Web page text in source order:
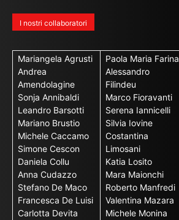
I nostri collaboratori
Mariangela Agrusti
Andrea
Amendolagine
Sonja Annibaldi
Leandro Barsotti
Mariano Brustio
Michele Caccamo
Simone Cescon
Daniela Collu
Anna Cudazzo
Stefano De Maco
Francesca De Luisi
Carlotta Devita
Paola Maria Farina
Alessandro
Filindeu
Marco Fioravanti
Serena Iannicelli
Silvia Iovine
Costantina
Limosani
Katia Losito
Mara Maionchi
Roberto Manfredi
Valentina Mazara
Michele Monina